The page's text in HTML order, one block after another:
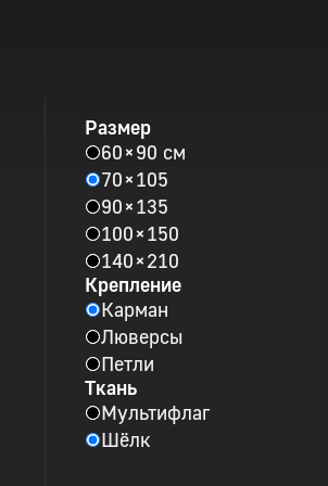
Размер
60 × 90 см
70 × 105
90 × 135
100 × 150
140 × 210
Крепление
Карман
Люверсы
Петли
Ткань
Мультифлаг
Шёлк